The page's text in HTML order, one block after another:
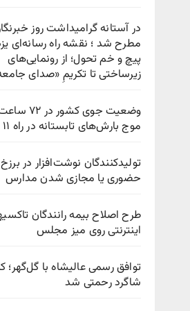
در آستانه گرامیداشت روز
مطرح شد ؛ نقشه راه رسانه‌ای
پیچ‌ و خم تحول؛ از رونمایی‌های
زیرساختی تا تکریمِ «صدای
وضعیت جوی
موج بارش‌های تابستانه در راه ۱۱ استان
تولیدکنندگان نوشت‌افزار در
حضوری یا مجازی شدن مدارس
طرح اصلاح بیمه رانندگان
اینترنتی روی میز مجلس
توافق رسمی عالیشاه با گل‌گهر؛
شاگرد رحمتی شد